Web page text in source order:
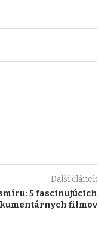
Další článek
5 fascinujúcich
filmov